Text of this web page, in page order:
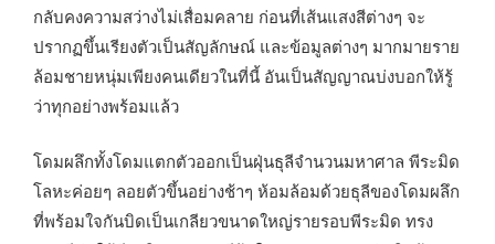
กลับคงความสว่างไม่เสื่อมคลาย ก่อนที่เส้นแสงสีต่างๆ จะ
ปรากฏขึ้นเรียงตัวเป็นสัญลักษณ์ และข้อมูลต่างๆ มากมายราย
ล้อมชายหนุ่มเพียงคนเดียวในที่นี้ อันเป็นสัญญาณบ่งบอกให้รู้
ว่าทุกอย่างพร้อมแล้ว
โดมผลึกทั้งโดมแตกตัวออกเป็นฝุ่นธุลีจำนวนมหาศาล พีระมิด
โลหะค่อยๆ ลอยตัวขึ้นอย่างช้าๆ ห้อมล้อมด้วยธุลีของโดมผลึก
ที่พร้อมใจกันบิดเป็นเกลียวขนาดใหญ่รายรอบพีระมิด ทรง